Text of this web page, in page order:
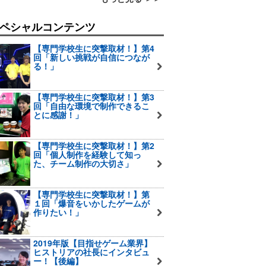
シャルコンテンツ
【専門学校生に突撃取材！】第4
回「新しい挑戦が自信につなが
る！」
【専門学校生に突撃取材！】第3
回「自由な環境で制作できるこ
とに感謝！」
【専門学校生に突撃取材！】第2
回「個人制作を経験して知っ
た、チーム制作の大切さ」
【専門学校生に突撃取材！】第
１回「爆音をいかしたゲームが
作りたい！」
2019年版【目指せゲーム業界】
ヒストリアの社長にインタビュ
ー！【後編】